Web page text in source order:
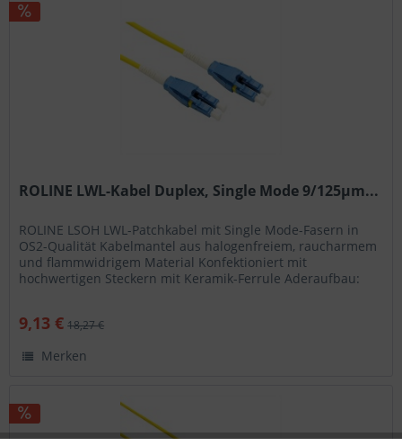
ROLINE LWL-Kabel Duplex, Single Mode 9/125µm...
ROLINE LSOH LWL-Patchkabel mit Single Mode-Fasern in
OS2-Qualität Kabelmantel aus halogenfreiem, raucharmem
und flammwidrigem Material Konfektioniert mit
hochwertigen Steckern mit Keramik-Ferrule Aderaufbau:
9,13 € 18,27 €
Merken